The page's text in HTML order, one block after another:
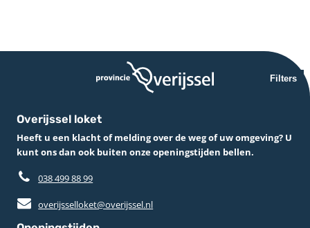
Filters
Overijssel loket
Heeft u een klacht of melding over de weg of uw omgeving? U
kunt ons dan ook buiten onze openingstijden bellen.
038 499 88 99
overijsselloket@overijssel.nl